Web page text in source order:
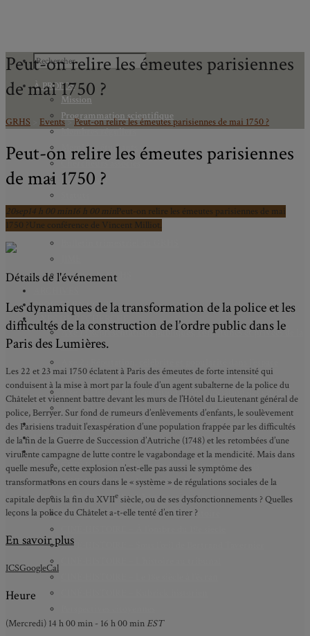
À PROPOS
Mission
Programmation scientifique
Membres réguliers
Membres étudiants
Chercheurs associés
Diplômé.e.s
Gouvernance
Partenaires
Bourses du GRHS
PROJETS EN COURS
AXES DE RECHERCHE
Axe 1 : Représentations publiques, communes et privées de la
Cité
public
Axe 3 : Diffusion, circulation et appropriation des savoirs
Axe 4 : Conflits, justice et régulation sociale
BIBLIOTHÈQUE
LECTURES
MÉDIATHÈQUE
CINÉ-HISTOIRE – Voyage dans le cinéma japonais
CINÉ-HISTOIRE – La femme à la caméra
CINÉ-HISTOIRE – L’histoire comme chaos
CINÉ-HISTOIRE – Rome face à l’histoire
CINÉ-HISTOIRE – Sous l’œil de Bertrand Tavernier
Peut-on relire les émeutes parisiennes
de mai 1750 ?
GRHS Events>Peut-on relire les émeutes parisiennes de mai 1750 ?
Peut-on relire les émeutes parisiennes
de mai 1750 ?
20sep14 h 00 min16 h 00 minPeut-on relire les émeutes parisiennes de mai
1750 ?Une conférence de Vincent Milliot.
Détails de l'événement
Les dynamiques de la transformation de la police et les
difficultés de la construction de l’ordre public dans le
Paris des Lumières.
Les 22 et 23 mai 1750 éclatent à Paris des émeutes de forte intensité qui
conduisent à la mise à mort par la foule d’un agent subalterne de la police du
Châtelet et viennent battre devant les murs de l’Hôtel du Lieutenant général de
police, Berryer. Sur fond de rumeurs d’enlèvements d’enfants, le soulèvement
des Parisiens traduit l’exaspération d’une population frappée par les difficultés
de la fin de la Guerre de Succession d’Autriche (1748) et les retombées d’une
virulente campagne de lutte contre le vagabondage et la mendicité. Mais dans
quelle mesure, cette explosion n’est-elle pas aussi le symptôme des
transformations en cours dans le « système » de régulations sociales de la
capitale depuis la fin du XVIIe siècle, ou de ses dysfonctionnements ? Quelles
leçons la police du Châtelet a-t-elle tenté d’en tirer ?
En savoir plus
ICSGoogleCal
Heure
(Mercredi) 14 h 00 min - 16 h 00 min EST